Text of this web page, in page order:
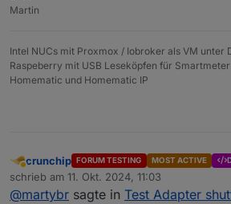
Martin
Intel NUCs mit Proxmox / Iobroker als VM unter
Raspeberry mit USB Leseköpfen für Smartmeter
Homematic und Homematic IP
Abwesend
crunchip FORUM TESTING MOST ACTIVE
schrieb am 11. Okt. 2024, 11:03
zuletzt editiert von
@martybr sagte in Test Adapter